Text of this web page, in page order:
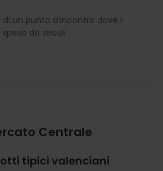
un punto d’incontro dove i
da secoli
Centrale
tipici valenciani